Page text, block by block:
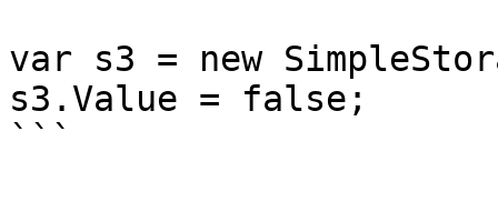
var s3 = new
s3.Value = false;
```